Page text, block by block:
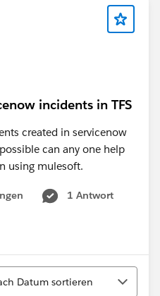
incidents in TFS
created in servicenow
can any one help
using mulesoft.
1 Antwort
Datum sortieren